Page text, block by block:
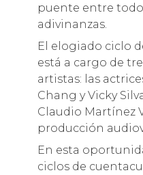
puente entre
adivinanzas.
El elogiado ciclo
está a cargo de
artistas: las
Chang y Vicky
Claudio Martínez
producción
En esta
ciclos de